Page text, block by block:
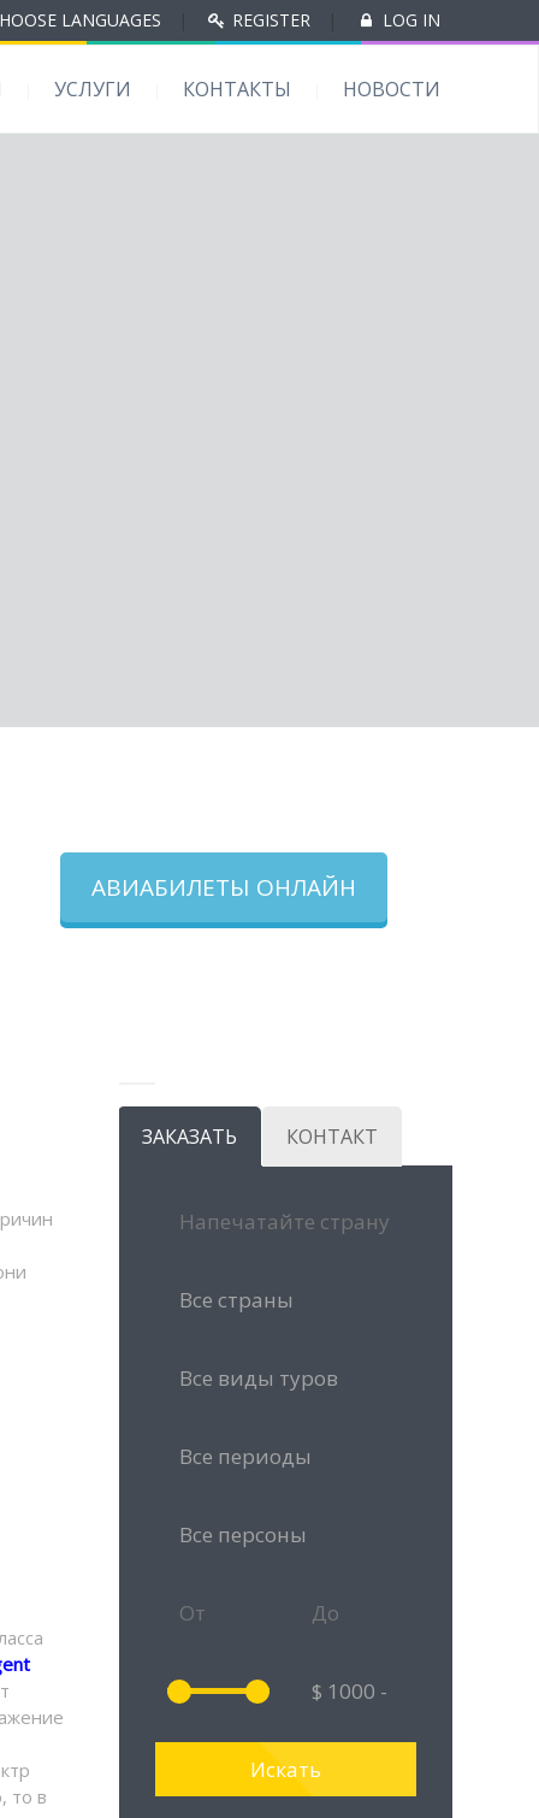
LANGUAGES REGISTER LOG IN
УСЛУГИ КОНТАКТЫ НОВОСТИ
АВИАБИЛЕТЫ ОНЛАЙН
то в
ЗАКАЗАТЬ КОНТАКТ